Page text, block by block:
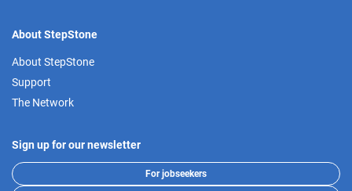
About StepStone
About StepStone
Support
The Network
Sign up for our newsletter
For jobseekers